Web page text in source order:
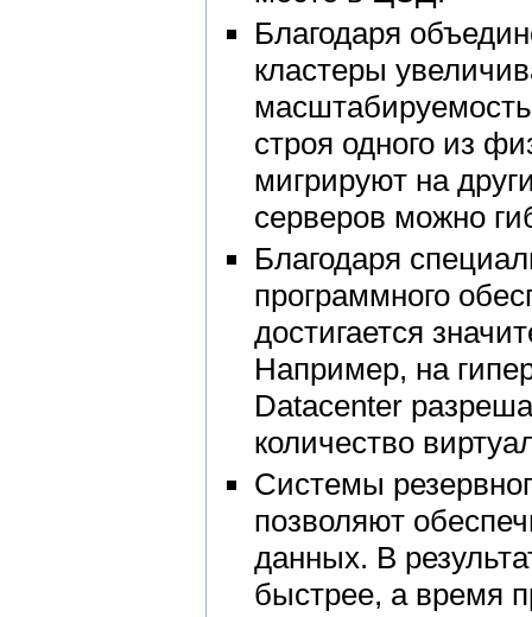
Благодаря
кластеры
строя одного из
мигрируют на
серверов можно
Благодаря
программного
достигается
Например, на
Datacenter
количество
Системы
позволяют
данных. В
быстрее, а время